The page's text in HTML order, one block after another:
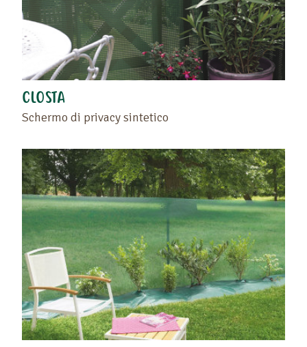
CLOSTA
Schermo di privacy sintetico